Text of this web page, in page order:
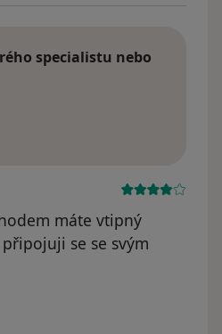
specialistu nebo
máte vtipný
se se svým